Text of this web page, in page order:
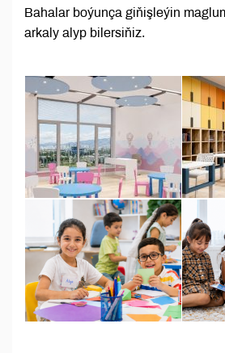
Bahalar boýunça giňişleýin
arkaly alyp bilersiňiz.